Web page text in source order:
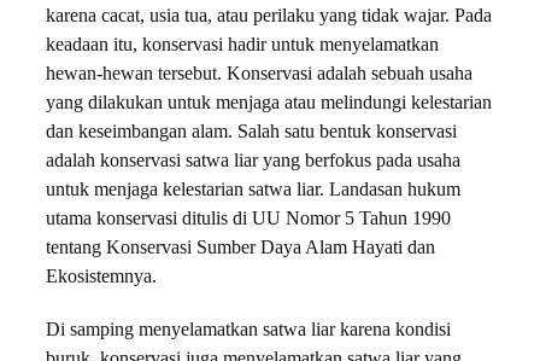
karena cacat, usia tua, atau perilaku yang tidak wajar. Pada
keadaan itu, konservasi hadir untuk menyelamatkan
hewan-hewan tersebut. Konservasi adalah sebuah usaha
yang dilakukan untuk menjaga atau melindungi kelestarian
dan keseimbangan alam. Salah satu bentuk konservasi
adalah konservasi satwa liar yang berfokus pada usaha
untuk menjaga kelestarian satwa liar. Landasan hukum
utama konservasi ditulis di UU Nomor 5 Tahun 1990
tentang Konservasi Sumber Daya Alam Hayati dan
Ekosistemnya.
Di samping menyelamatkan satwa liar karena kondisi